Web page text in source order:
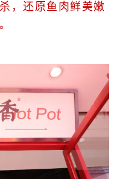
，还原鱼肉鲜美嫩